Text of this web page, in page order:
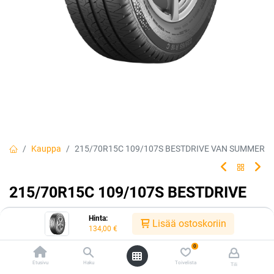
Hinta:
134,00 € Lisää ostoskoriin
Etusivu Haku
0
Toivelista Tili
Kauppa 215/70R15C 109/107S BESTDRIVE VAN SUMMER
215/70R15C 109/107S BESTDRIVE
VAN SUMMER
4019238018820 Tuotekoodi:240798